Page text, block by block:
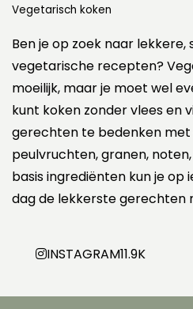
t
e
n
p
a
g
i
n
e
r
i
Vegetarisch koken
Ben je op zoek naar lekkere,
vegetarische recepten?
moeilijk, maar je moet wel
kunt koken zonder vlees en
gerechten te bedenken
peulvruchten, granen,
basis ingrediënten kun je op
dag de lekkerste gerechten
INSTAGRAM11.9K